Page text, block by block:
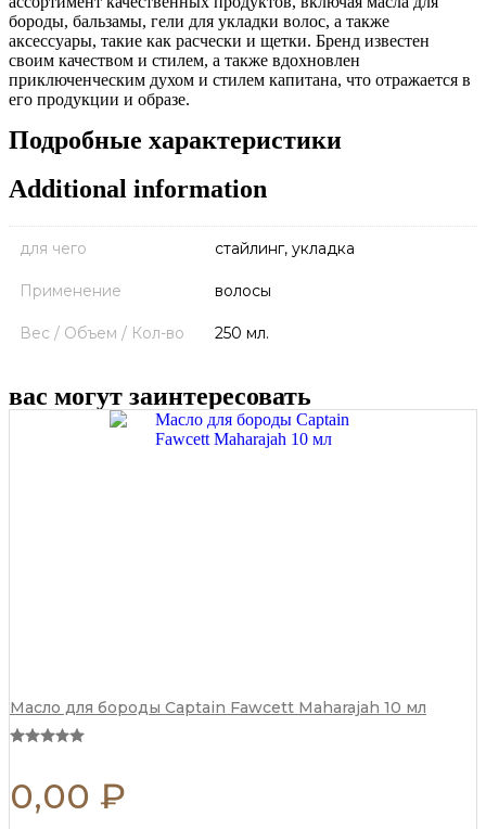
бороды, бальзамы, гели для укладки волос, а также
аксессуары, такие как расчески и щетки. Бренд известен
своим качеством и стилем, а также вдохновлен
приключенческим духом и стилем капитана, что отражается в
его продукции и образе.
Подробные характеристики
Additional information
для чего стайлинг, укладка
Применение волосы
Вес / Объем / Кол-во 250 мл.
вас могут заинтересовать
Масло для бороды Captain Fawcett Maharajah 10 мл
0,00 ₽